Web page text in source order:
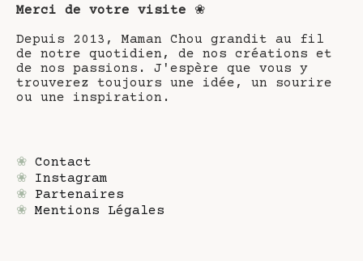
Merci de votre visite ❀
Depuis 2013, Maman Chou grandit au fil
de notre quotidien, de nos créations et
de nos passions. J'espère que vous y
trouverez toujours une idée, un sourire
ou une inspiration.
❀ Contact
❀ Instagram
❀ Partenaires
❀ Mentions Légales